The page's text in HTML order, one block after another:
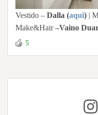
Vestido – Dalla (aqui) |
Make&Hair–Vaino
5